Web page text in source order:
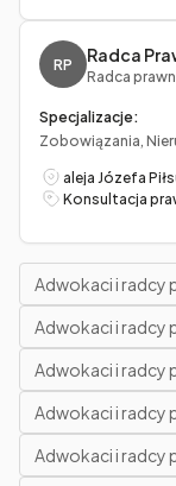
RP Radca
Radca
Specjalizacje:
Zobowiązania,
Konsultacja
Adwokaci i radcy
Adwokaci i radcy
Adwokaci i radcy
Adwokaci i radcy
Adwokaci i radcy